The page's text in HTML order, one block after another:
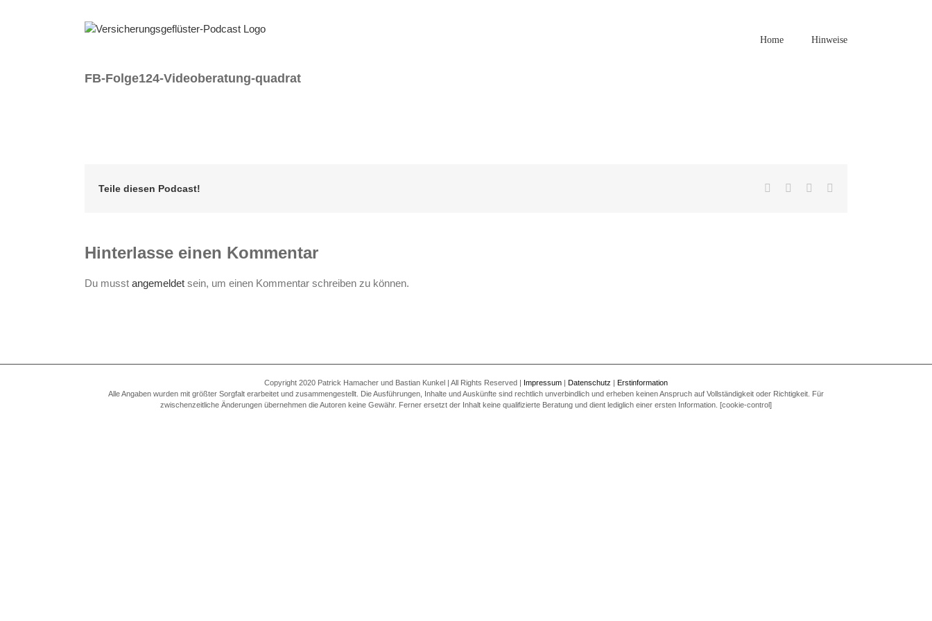
Home Hinweise
FB-Folge124-Videoberatung-quadrat
Teile diesen Podcast! Facebook
TwitterLinkedIn
Hinterlasse einen Kommentar
Du musst angemeldet sein, um einen Kommentar schreiben zu können.
Copyright 2020 Patrick Hamacher und Bastian Kunkel | All Rights Reserved | Impressum | Datenschutz | Erstinformation
Alle Angaben wurden mit größter Sorgfalt erarbeitet und zusammengestellt. Die Ausführungen, Inhalte und Auskünfte sind rechtlich unverbindlich und erheben keinen Anspruch auf Vollständigkeit oder Richtigkeit. Für
zwischenzeitliche Änderungen übernehmen die Autoren keine Gewähr. Ferner ersetzt der Inhalt keine qualifizierte Beratung und dient lediglich einer ersten Information. [cookie-control]